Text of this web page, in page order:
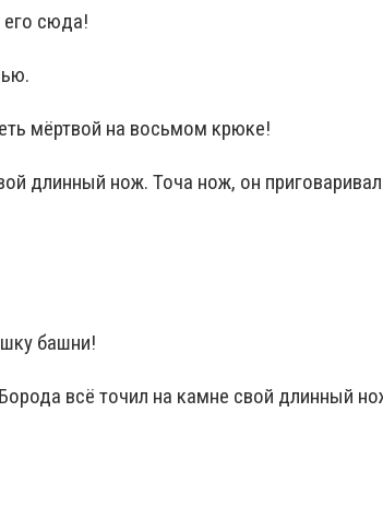
сюда!
мёртвой на восьмом крюке!
длинный нож. Точа нож, он
башни!
всё точил на камне свой длинный